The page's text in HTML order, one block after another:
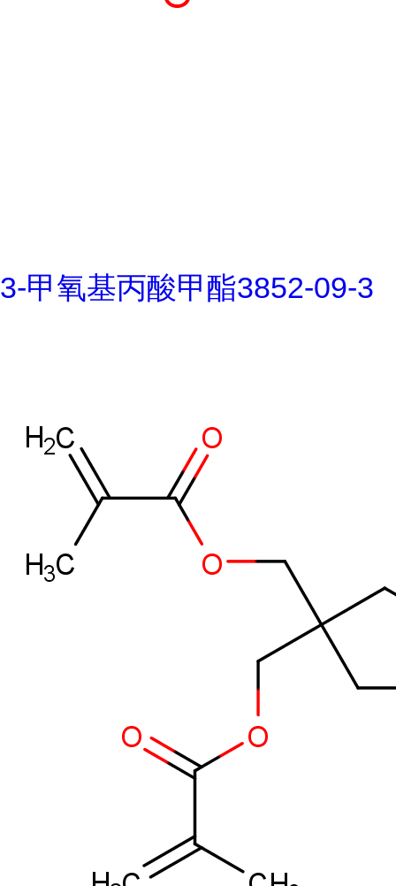
3-甲氧基丙酸甲酯3852-09-3